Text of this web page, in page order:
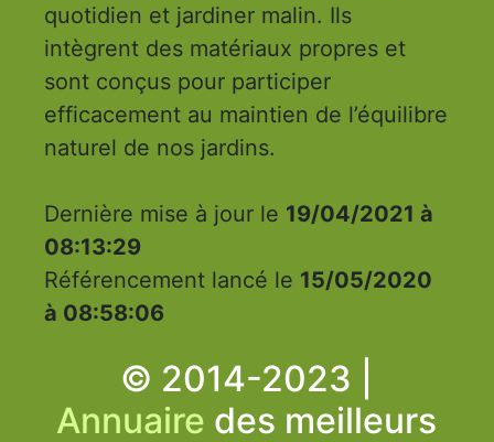
quotidien et jardiner malin. Ils
intègrent des matériaux propres et
sont conçus pour participer
efficacement au maintien de l’équilibre
naturel de nos jardins.
Dernière mise à jour le 19/04/2021 à
08:13:29
Référencement lancé le 15/05/2020
à 08:58:06
© 2014-2023 |
Annuaire des meilleurs